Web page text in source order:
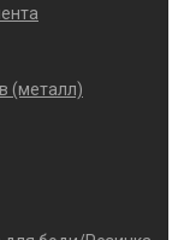
(металл)